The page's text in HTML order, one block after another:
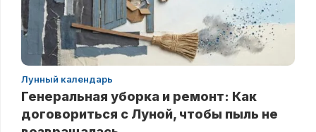
Лунный календарь
Генеральная уборка и ремонт: Как
договориться с Луной, чтобы пыль не